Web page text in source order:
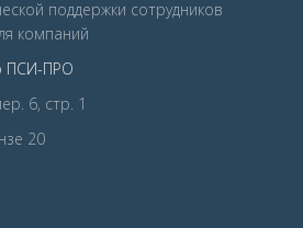
поддержки сотрудников
компаний
ПСИ-ПРО
6, стр. 1
20